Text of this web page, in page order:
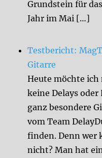
Grundstein für
Jahr im Mai […]
Testbericht:
Gitarre
Heute möchte ich
keine Delays
ganz besondere
vom Team
finden. Denn wer
nicht? Man hat